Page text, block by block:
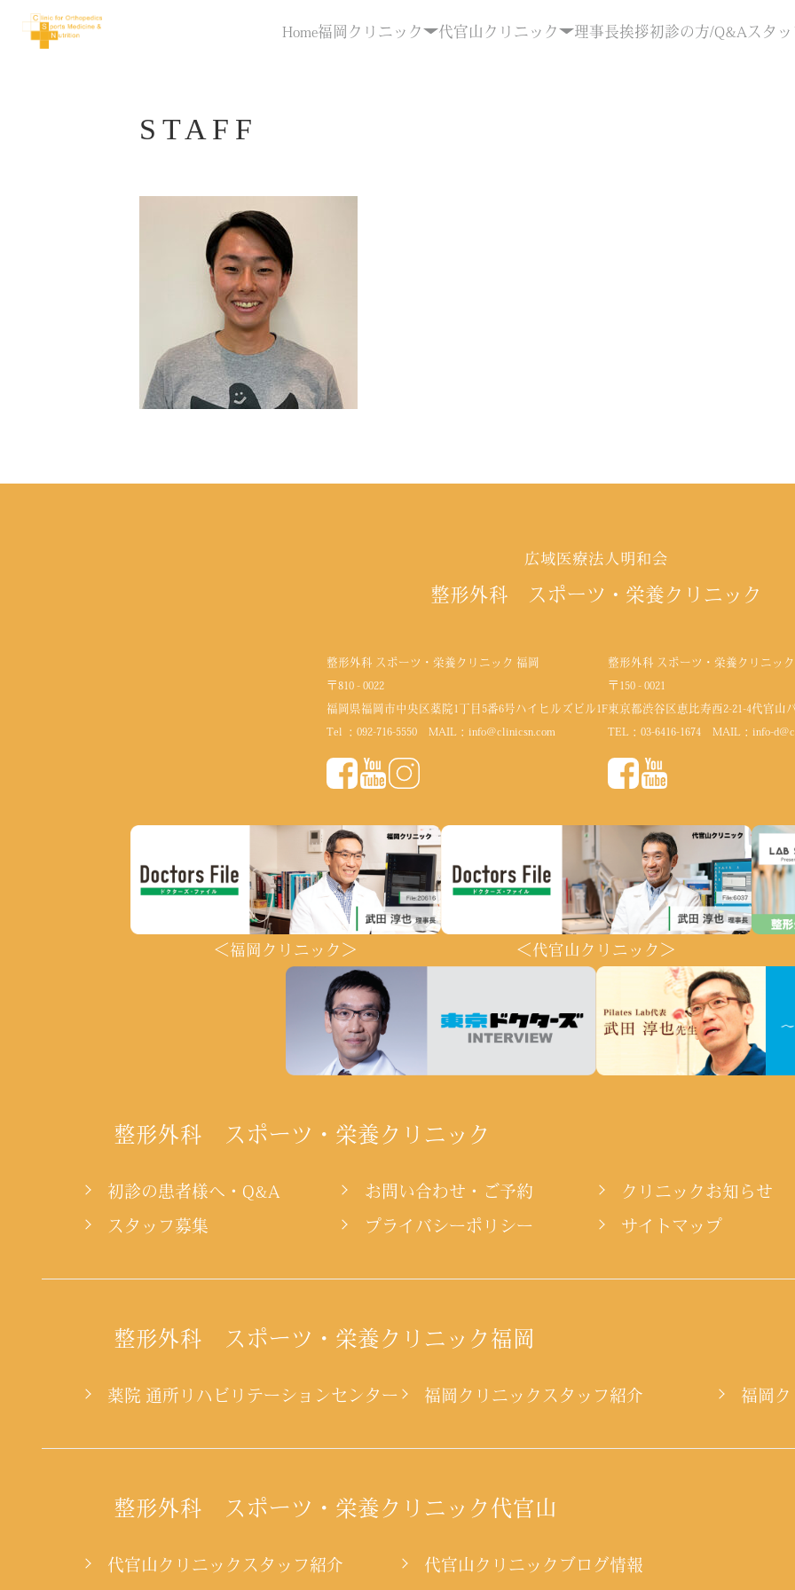
Home福岡クリニック 代官山クリニック 理事長挨拶初診の方/Q&A スタ
STAFF
広域医療法人明和会
整形外科 スポーツ・栄養クリニック
整形外科 スポーツ・栄養クリニック 福岡
〒810 - 0022
福岡県福岡市中央区薬院1丁目5番6号ハイヒルズビル1F
Tel ： 092-716-5550MAIL： info@clinicsn.com
整形外科 スポーツ・栄養クリニッ
〒150 - 0021
東京都渋谷区恵比寿西2-21-4代官山
TEL： 03-6416-1674MAIL： info-
＜福岡クリニック＞ ＜代官山クリニック＞
整形外科 スポーツ・栄養クリニック
初診の患者様へ・Q&A お問い合わせ・ご予約 クリニックお知らせ
スタッフ募集 プライバシーポリシー サイトマップ
整形外科 スポーツ・栄養クリニック福岡
薬院 通所リハビリテーションセンター 福岡クリニックスタッフ紹介 福岡
整形外科 スポーツ・栄養クリニック代官山
代官山クリニックスタッフ紹介 代官山クリニックブログ情報